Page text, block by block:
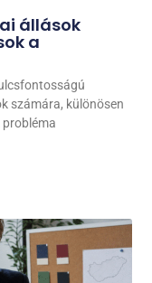
állások
a
számára, különösen
probléma